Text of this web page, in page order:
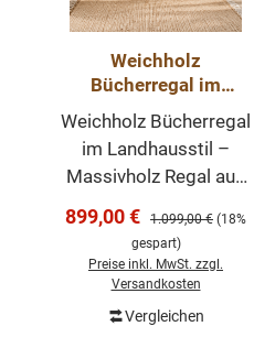
Weichholz
Bücherregal im
Landhausstil –
Massivholz Regal aus
recyceltem Altholz mit
Schublade
Weichholz Bücherregal
im Landhausstil –
Massivholz Regal aus
Schublade Dieses
hochwertige
Bücherregal aus
massivem Weichholz
Verkaufspreis:
899,00 € Regulärer Preis:
1.099,00 € (18%
gespart)
Preise inkl. MwSt. zzgl.
Versandkosten
Vergleichen
In den Warenkorb